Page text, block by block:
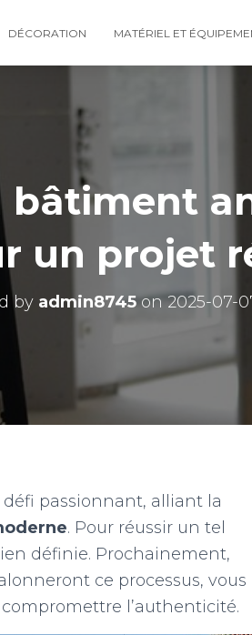
DÉCORATION MATÉRIEL ET
bâtiment
un projet
by admin8745on 2025-07-
passionnant, alliant la
. Pour réussir un tel
définie. Prochainement,
ce processus, vous
l’authenticité.